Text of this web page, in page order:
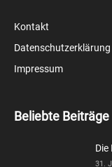
Kontakt
Datenschutzerklärung
Impressum
Beliebte Beiträge
31.